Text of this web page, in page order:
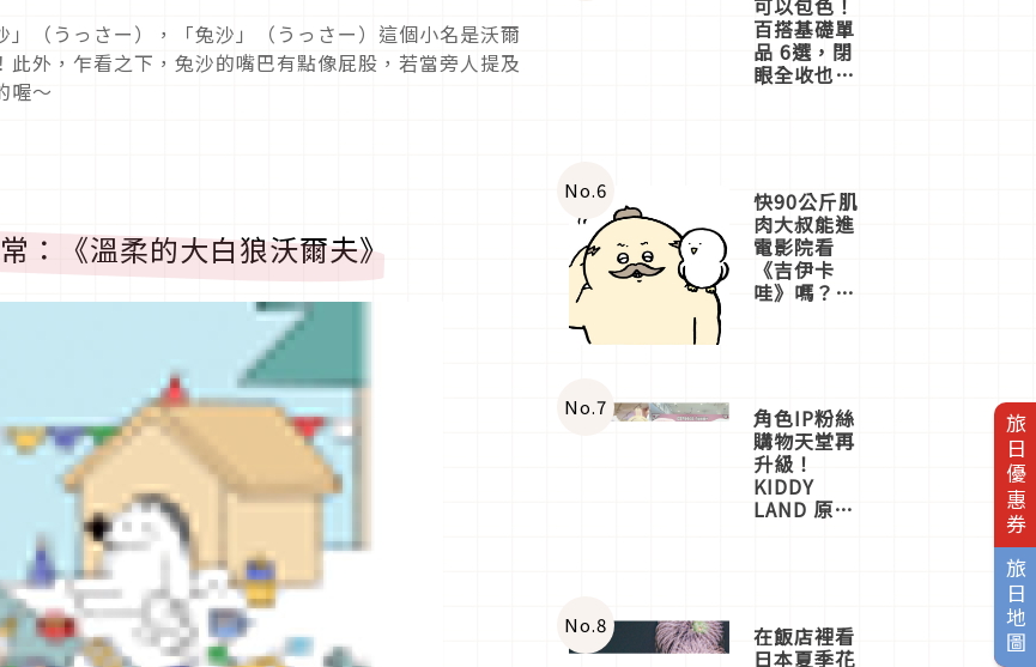
旅日優惠券
旅日地圖
（うっさー），「兔沙」（うっさー）這個小名是沃爾
外，乍看之下，兔沙的嘴巴有點像屁股，若當旁人提及
喔～
：《溫柔的大白狼沃爾夫》
可以包色！
百搭基礎單
品 6選，閉
眼全收也不
No.6 快90公斤肌
肉大叔能進
電影院看
《吉伊卡
哇》嗎？日
一同給出了
答案
No.7 角色IP粉絲
購物天堂再
升級！
KIDDY
LAND 原宿
店3分即達
No.8 在飯店裡看
日本夏季花